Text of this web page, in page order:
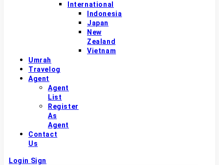
International
Indonesia
Japan
New
Zealand
Vietnam
Umrah
Travelog
Agent
Agent
List
Register
As
Agent
Contact
Us
Login Sign